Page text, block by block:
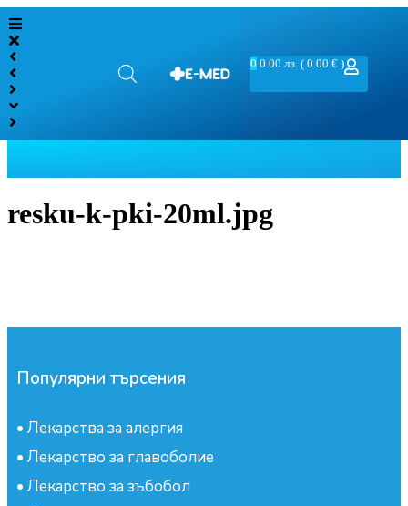
0 0.00лв. ( 0.00 € )
resku-k-pki-20ml.jpg
Популярни търсения
• Лекарства за алергия
• Лекарство за главоболие
• Лекарство за зъбобол